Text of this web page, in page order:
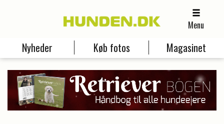
Menu
Nyheder Køb fotos Magasinet